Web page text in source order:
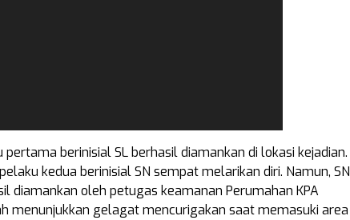
pertama berinisial SL berhasil diamankan di lokasi kejadian.
kedua berinisial SN sempat melarikan diri. Namun, SN
diamankan oleh petugas keamanan Perumahan KPA
menunjukkan gelagat mencurigakan saat memasuki area